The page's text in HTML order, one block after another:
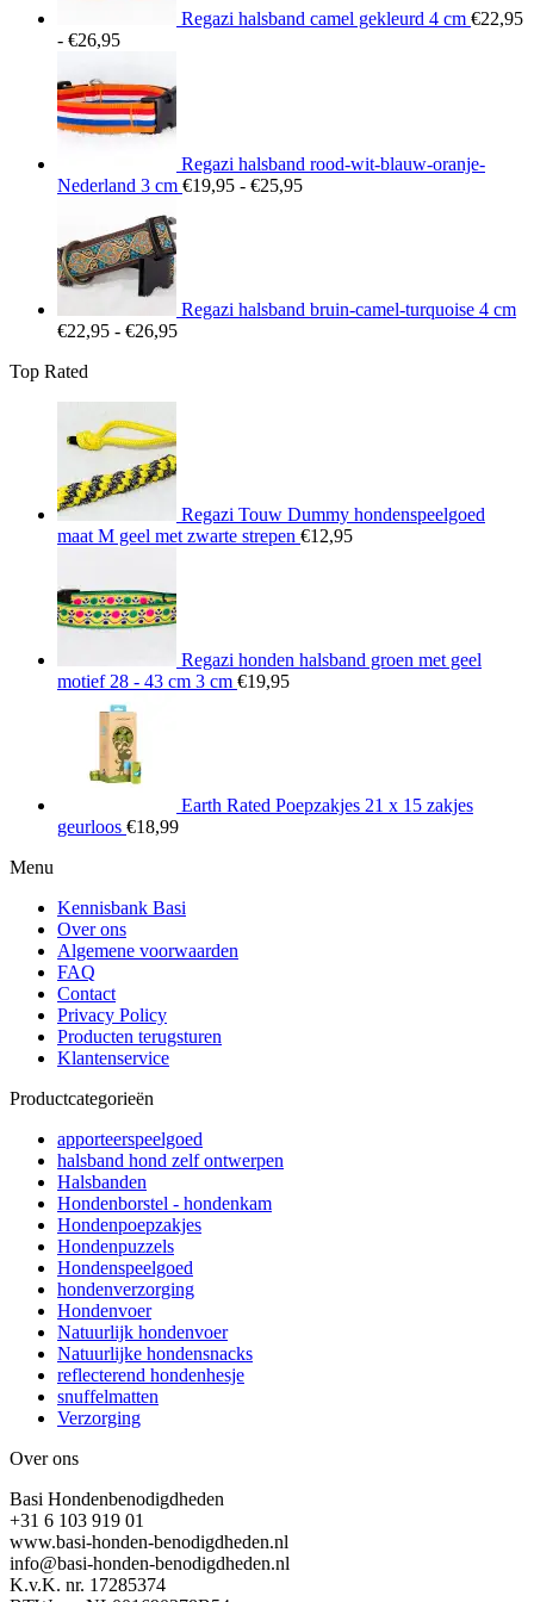
Regazi halsband camel gekleurd 4 cm €22,95
- €26,95Prijsklasse:
tot
€26,95
Regazi halsband rood-wit-blauw-oranje-
Nederland 3 cm €19,95 - €25,95Prijsklasse:
Regazi halsband bruin-camel-turquoise 4 cm
€22,95 - €26,95Prijsklasse:
Top Rated
Regazi Touw Dummy hondenspeelgoed
maat M geel met zwarte strepen €12,95
Regazi honden halsband groen met geel
motief 28 - 43 cm 3 cm €19,95
Earth Rated Poepzakjes 21 x 15 zakjes
geurloos €18,99
Menu
Kennisbank Basi
Over ons
Algemene voorwaarden
FAQ
Contact
Privacy Policy
Producten terugsturen
Klantenservice
Productcategorieën
apporteerspeelgoed
halsband hond zelf ontwerpen
Halsbanden
Hondenborstel - hondenkam
Hondenpoepzakjes
Hondenpuzzels
Hondenspeelgoed
hondenverzorging
Hondenvoer
Natuurlijk hondenvoer
Natuurlijke hondensnacks
reflecterend hondenhesje
snuffelmatten
Verzorging
Over ons
Basi Hondenbenodigdheden
+31 6 103 919 01
www.basi-honden-benodigdheden.nl
info@basi-honden-benodigdheden.nl
K.v.K. nr. 17285374